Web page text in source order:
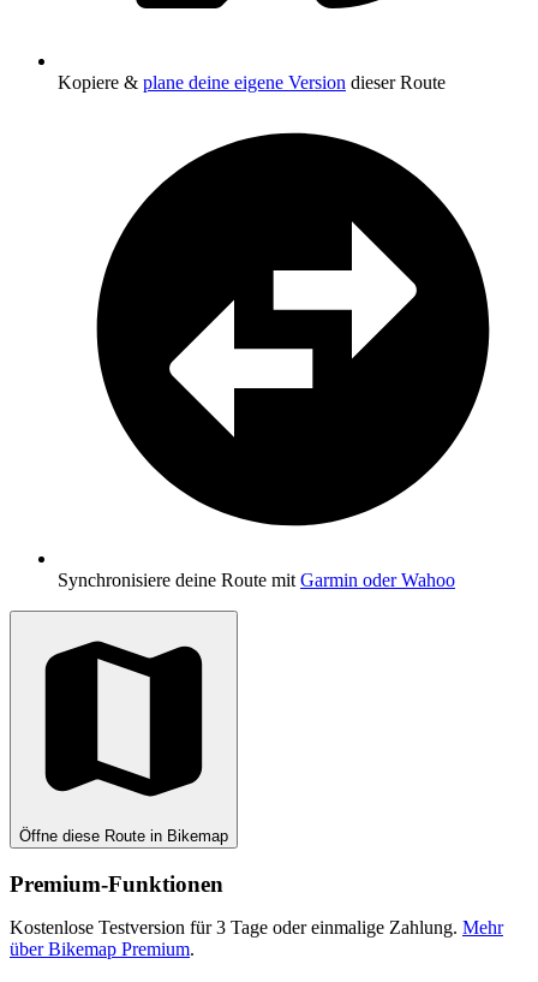
Kopiere & plane deine eigene Version dieser Route
Synchronisiere deine Route mit Garmin oder Wahoo
Öffne diese Route in Bikemap
Premium-Funktionen
Kostenlose Testversion für 3 Tage oder einmalige Zahlung. Mehr
über Bikemap Premium.